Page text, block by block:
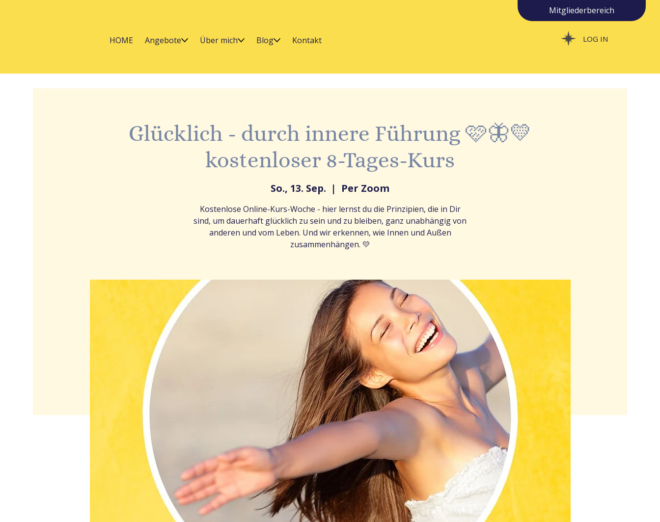
HOME Angebote Über mich Blog Kontakt
Mitgliederbereich
LOG IN
Glücklich - durch innere Führung 🩷🦋💛
kostenloser 8-Tages-Kurs
So., 13. Sep.
  |
Per Zoom
Kostenlose Online-Kurs-Woche - hier lernst du die Prinzipien, die in Dir
sind, um dauerhaft glücklich zu sein und zu bleiben, ganz unabhängig von
anderen und vom Leben. Und wir erkennen, wie Innen und Außen
zusammenhängen. 💛